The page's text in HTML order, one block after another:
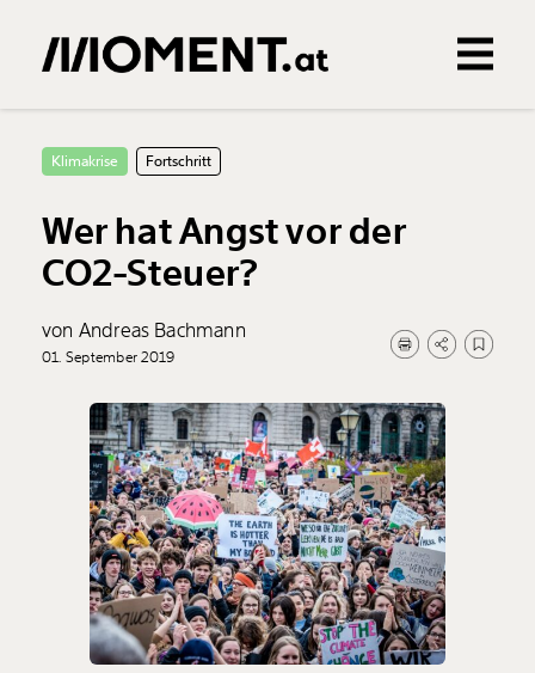
0Treffer
Klimakrise Fortschritt
Wer hat Angst vor der
CO2-Steuer?
von Andreas Bachmann
01. September 2019